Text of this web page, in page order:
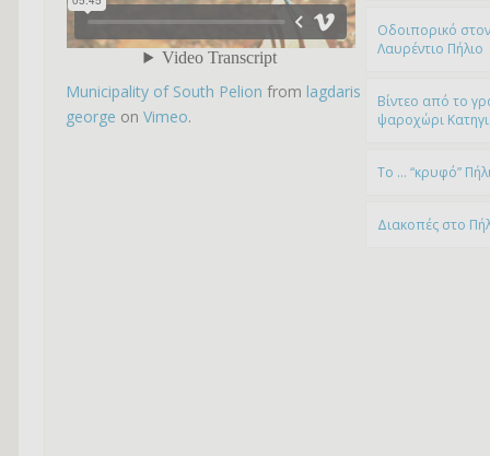
Municipality of South Pelion from lagdaris
george on Vimeo.
Οδοιπορικό
Λαυρέντιο Πήλιο
Βίντεο από το
ψαροχώρι
To … “κρυφό”
Διακοπές στο